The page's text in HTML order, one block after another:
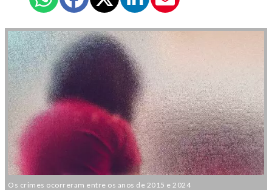
Os crimes ocorreram entre os anos de 2015 e 2024